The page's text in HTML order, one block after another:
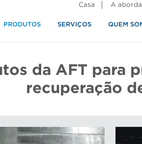
Casa A
PRODUTOS SERVIÇOS QUEM
da AFT para
recuperação